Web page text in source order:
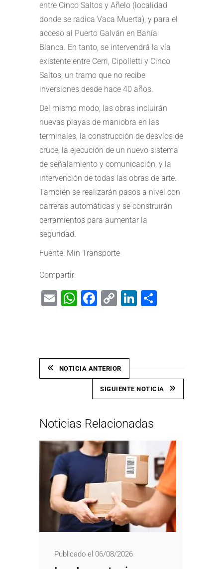
entre Cinco Saltos y Añelo (localidad
donde se radica Vaca Muerta), y para el
acceso al Puerto Galván en Bahía
Blanca. En tanto, se intervendrá la vía
existente entre Cerri, Cipolletti y Cinco
Saltos, un tramo que no recibe
inversiones desde hace 40 años.
Del mismo modo, las obras incluirán
nuevas playas de maniobra en las
terminales, la construcción de desvíos de
cruce, la ejecución de un nuevo sistema
de señalamiento y comunicación, y la
intervención de todas las obras de arte.
También se realizarán pasos a nivel con
barreras automáticas y se construirán
cerramientos para aumentar la
seguridad.
Fuente: Min Transporte
Compartir:
EmailWhatsApp
Facebook
CopyLinkedIn
NOTICIA ANTERIOR
SIGUIENTE NOTICIA
Noticias Relacionadas
Publicado el 06/08/2026